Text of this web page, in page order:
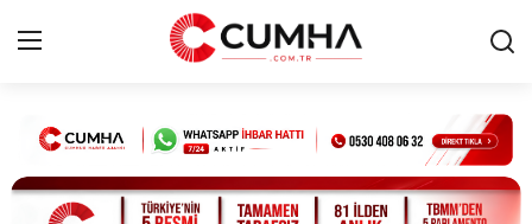
Kurumsal
Cumhurbaşkanlığı